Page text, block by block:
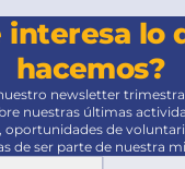
interesa lo
hacemos?
newsletter
nuestras últimas
oportunidades de
de ser parte de nuestra